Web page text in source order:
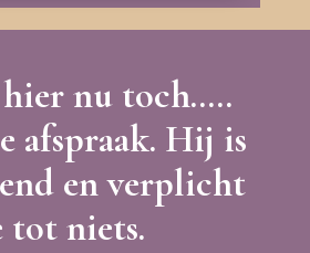
hier nu toch…..
afspraak. Hij is
en verplicht
tot niets.